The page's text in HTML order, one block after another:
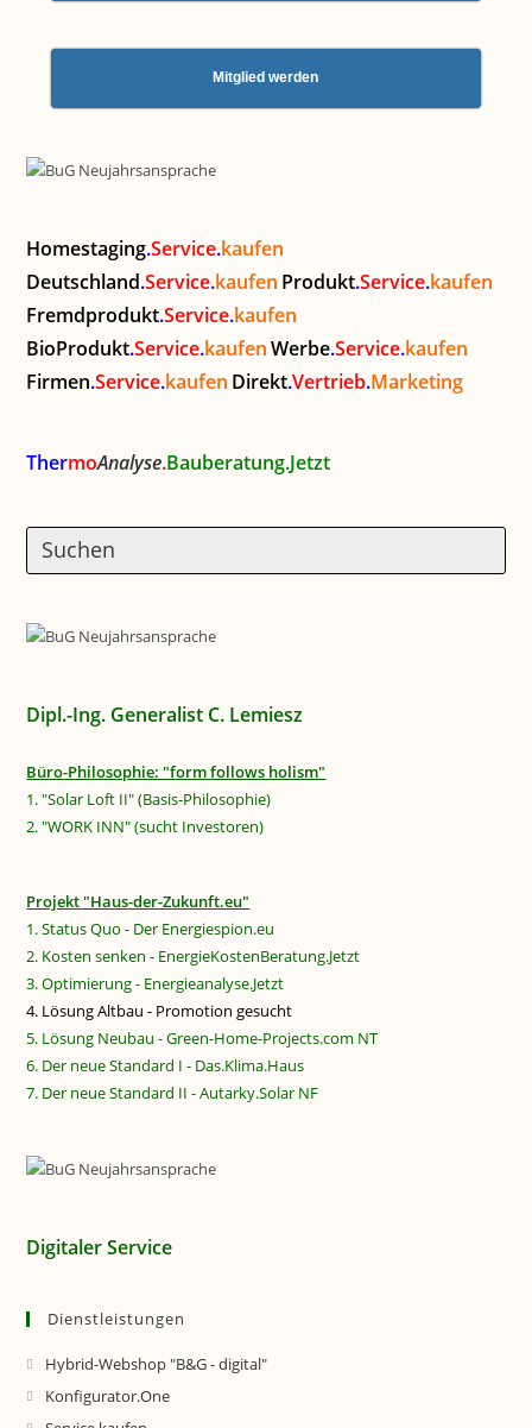
Mitglied werden
Homestaging.Service.kaufen
Deutschland.Service.kaufen Produkt.Service.kaufen
Fremdprodukt.Service.kaufen
BioProdukt.Service.kaufen Werbe.Service.kaufen
Firmen.Service.kaufen Direkt.Vertrieb.Marketing
ThermoAnalyse.Bauberatung.Jetzt
Dipl.-Ing. Generalist C. Lemiesz
Büro-Philosophie: "form follows holism"
1. "Solar Loft II" (Basis-Philosophie)
2. "WORK INN" (sucht Investoren)
Projekt "Haus-der-Zukunft.eu"
1. Status Quo - Der Energiespion.eu
2. Kosten senken - EnergieKostenBeratung.Jetzt
3. Optimierung - Energieanalyse.Jetzt
4. Lösung Altbau - Promotion gesucht
5. Lösung Neubau - Green-Home-Projects.com NT
6. Der neue Standard I - Das.Klima.Haus
7. Der neue Standard II - Autarky.Solar NF
Digitaler Service
Dienstleistungen
Hybrid-Webshop "B&G - digital"
Konfigurator.One